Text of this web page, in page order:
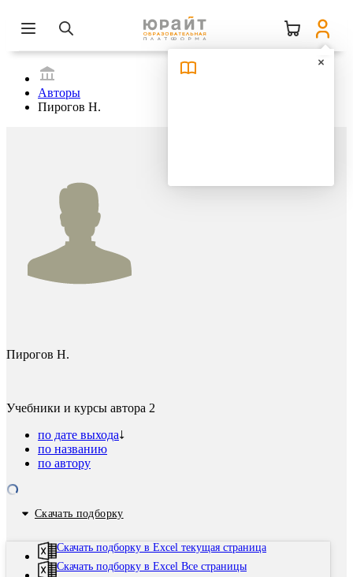
Авторы
Пирогов Н.
Пирогов Н.
Учебники и курсы автора 2
по дате выхода
по названию
по автору
Скачать подборку
Скачать подборку в Excel текущая страница
Скачать подборку в Excel Все страницы